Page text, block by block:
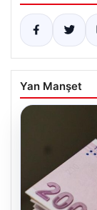
Yan Manşet